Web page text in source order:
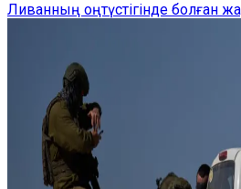
Ливанның оңтүстігінде болған